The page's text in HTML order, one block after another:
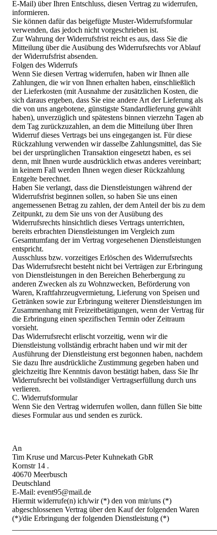
E-Mail) über Ihren Entschluss, diesen Vertrag zu widerrufen,
informieren.
Sie können dafür das beigefügte Muster-Widerrufsformular
verwenden, das jedoch nicht vorgeschrieben ist.
Zur Wahrung der Widerrufsfrist reicht es aus, dass Sie die
Mitteilung über die Ausübung des Widerrufsrechts vor Ablauf
der Widerrufsfrist absenden.
Folgen des Widerrufs
Wenn Sie diesen Vertrag widerrufen, haben wir Ihnen alle
Zahlungen, die wir von Ihnen erhalten haben, einschließlich
der Lieferkosten (mit Ausnahme der zusätzlichen Kosten, die
sich daraus ergeben, dass Sie eine andere Art der Lieferung als
die von uns angebotene, günstigste Standardlieferung gewählt
haben), unverzüglich und spätestens binnen vierzehn Tagen ab
dem Tag zurückzuzahlen, an dem die Mitteilung über Ihren
Widerruf dieses Vertrags bei uns eingegangen ist. Für diese
Rückzahlung verwenden wir dasselbe Zahlungsmittel, das Sie
bei der ursprünglichen Transaktion eingesetzt haben, es sei
denn, mit Ihnen wurde ausdrücklich etwas anderes vereinbart;
in keinem Fall werden Ihnen wegen dieser Rückzahlung
Entgelte berechnet.
Haben Sie verlangt, dass die Dienstleistungen während der
Widerrufsfrist beginnen sollen, so haben Sie uns einen
angemessenen Betrag zu zahlen, der dem Anteil der bis zu dem
Zeitpunkt, zu dem Sie uns von der Ausübung des
Widerrufsrechts hinsichtlich dieses Vertrags unterrichten,
bereits erbrachten Dienstleistungen im Vergleich zum
Gesamtumfang der im Vertrag vorgesehenen Dienstleistungen
entspricht.
Ausschluss bzw. vorzeitiges Erlöschen des Widerrufsrechts
Das Widerrufsrecht besteht nicht bei Verträgen zur Erbringung
von Dienstleistungen in den Bereichen Beherbergung zu
anderen Zwecken als zu Wohnzwecken, Beförderung von
Waren, Kraftfahrzeugvermietung, Lieferung von Speisen und
Getränken sowie zur Erbringung weiterer Dienstleistungen im
Zusammenhang mit Freizeitbetätigungen, wenn der Vertrag für
die Erbringung einen spezifischen Termin oder Zeitraum
vorsieht.
Das Widerrufsrecht erlischt vorzeitig, wenn wir die
Dienstleistung vollständig erbracht haben und wir mit der
Ausführung der Dienstleistung erst begonnen haben, nachdem
Sie dazu Ihre ausdrückliche Zustimmung gegeben haben und
gleichzeitig Ihre Kenntnis davon bestätigt haben, dass Sie Ihr
Widerrufsrecht bei vollständiger Vertragserfüllung durch uns
verlieren.
C. Widerrufsformular
Wenn Sie den Vertrag widerrufen wollen, dann füllen Sie bitte
dieses Formular aus und senden es zurück.
An
Tim Kruse und Marcus-Peter Kuhnekath GbR
Kornstr 14 .
40670 Meerbusch
Deutschland
E-Mail: event95@mail.de
Hiermit widerrufe(n) ich/wir (*) den von mir/uns (*)
abgeschlossenen Vertrag über den Kauf der folgenden Waren
(*)/die Erbringung der folgenden Dienstleistung (*)